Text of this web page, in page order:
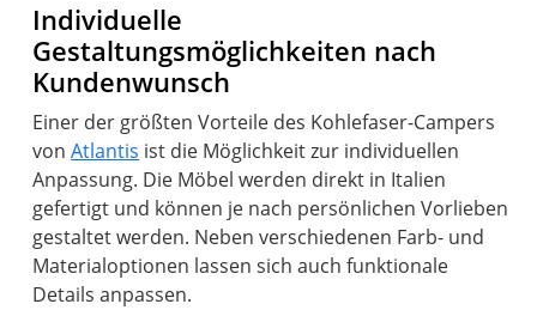
Individuelle
Gestaltungsmöglichkeiten nach
Kundenwunsch
Einer der größten Vorteile des Kohlefaser-Campers
vonAtlantis ist die Möglichkeit zur individuellen
Anpassung. Die Möbel werden direkt in Italien
gefertigt und können je nach persönlichen Vorlieben
gestaltet werden. Neben verschiedenen Farb- und
Materialoptionen lassen sich auch funktionale
Details anpassen.